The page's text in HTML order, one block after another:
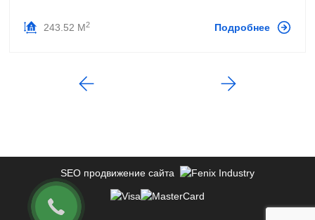
243.52 М2 Подробнее
SEO продвижение сайта